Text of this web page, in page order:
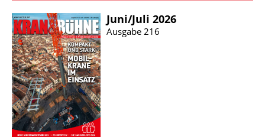
Juni/​Juli 2026
Ausgabe 216